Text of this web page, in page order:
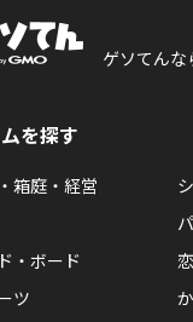
ゲソてんな
を探す
箱庭・経営
・ボード
ツ